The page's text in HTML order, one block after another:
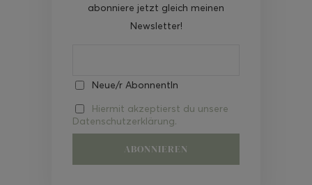
abonniere jetzt gleich meinen
Newsletter!
Neue/r AbonnentIn
Hiermit akzeptierst du unsere
Datenschutzerklärung.